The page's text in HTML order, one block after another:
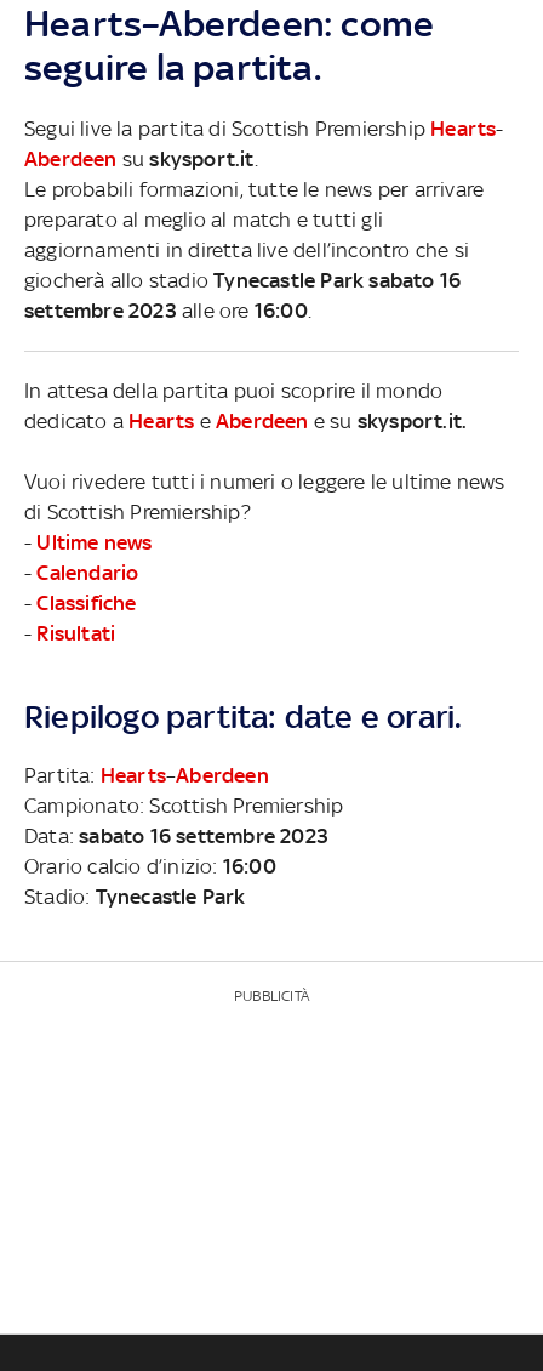
Hearts–Aberdeen: come
seguire la partita.
Segui live la partita di Scottish Premiership Hearts-
Aberdeen suskysport.it
Le probabili formazioni, tutte le news per arrivare
preparato al meglio al match e tutti gli
aggiornamenti in diretta live dell’incontro che si
giocherà allo stadioTynecastle Park sabato 16
settembre 2023 alle ore 16:00.
In attesa della partita puoi scoprire il mondo
dedicato a Hearts eAberdeen e su skysport.it.
Vuoi rivedere tutti i numeri o leggere le ultime news
di Scottish Premiership?
- Ultime news
-Calendario
-Classifiche
- Risultati
Riepilogo partita: date e orari.
Partita: Hearts–Aberdeen
Campionato: Scottish Premiership
Data:sabato 16 settembre 2023
Orario calcio d’inizio: 16:00
Stadio: Tynecastle Park
PUBBLICITÀ